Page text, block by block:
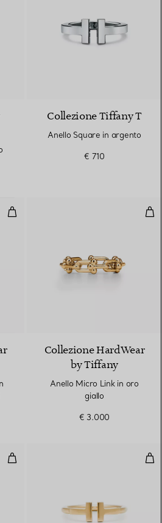
Collezione Tiffany T
Anello Square in argento
€ 710
Anello a maglie piccole in oro
Collezione HardWear
by Tiffany
Anello Micro Link in oro
giallo
€ 3.000
Anello T1 in oro giallo con